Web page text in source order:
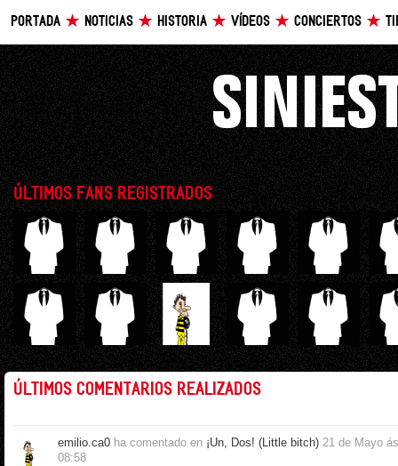
PORTADA NOTICIAS HISTORIA VÍDEOS CONCIERTOS
ÚLTIMOS FANS REGISTRADOS
ÚLTIMOS COMENTARIOS REALIZADOS
emilio.ca0 ha comentado en ¡Un, Dos! (Little bitch) 21 de Mayo ás
08:58